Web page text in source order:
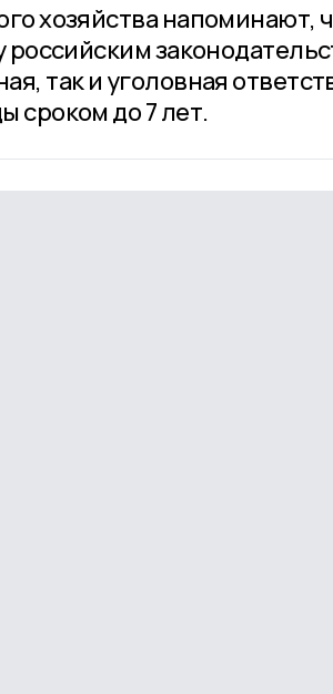
хозяйства напоминают,
российским
так и уголовная
сроком до 7 лет.